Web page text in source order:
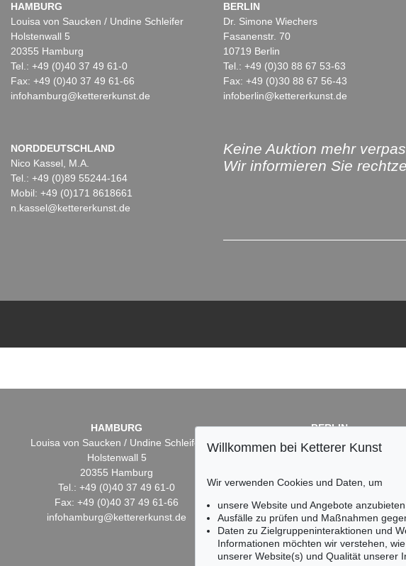
HAMBURG
Louisa von Saucken / Undine Schleifer
Holstenwall 5
20355 Hamburg
Tel.: +49 (0)40 37 49 61-0
Fax: +49 (0)40 37 49 61-66
infohamburg@kettererkunst.de
BERLIN
Dr. Simone Wiechers
Fasanenstr. 70
10719 Berlin
Tel.: +49 (0)30 88 67 53-63
Fax: +49 (0)30 88 67 56-43
infoberlin@kettererkunst.de
NORDDEUTSCHLAND
Nico Kassel, M.A.
Tel.: +49 (0)89 55244-164
Mobil: +49 (0)171 8618661
n.kassel@kettererkunst.de
Keine Auktion mehr
Wir informieren Sie
HAMBURG
Louisa von Saucken / Undine Schleifer
Holstenwall 5
20355 Hamburg
Tel.: +49 (0)40 37 49 61-0
Fax: +49 (0)40 37 49 61-66
infohamburg@kettererkunst.de
BERLIN
Dr. Simone Wiechers
Tel.: +49 (0)30 88 67 53-63
Fax: +49 (0)30 88 67 56-43
infoberlin@kettererkunst.de
Willkommen bei Ketterer Kunst
Wir verwenden Cookies und Daten, um
unsere Website und Angebote
Ausfälle zu prüfen und Maßnahmen
Daten zu Zielgruppeninteraktionen und
Informationen möchten wir verstehen,
unserer Website(s) und Qualität unserer